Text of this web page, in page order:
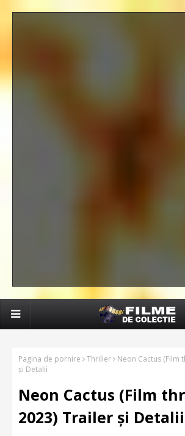
Pagina de pornire Thriller
Neon Cactus (Film
și Detalii
Neon Cactus (Film
2023) Trailer și Detalii